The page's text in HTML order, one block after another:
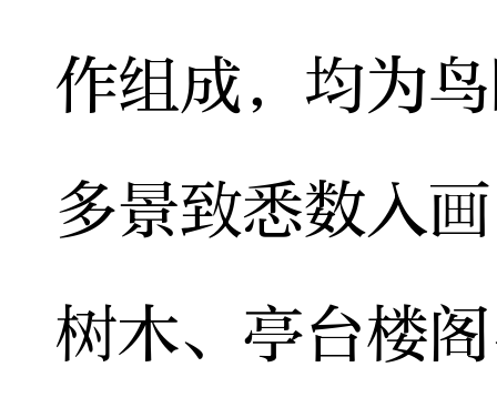
作组成，均为
多景致悉数入
树木、亭台楼